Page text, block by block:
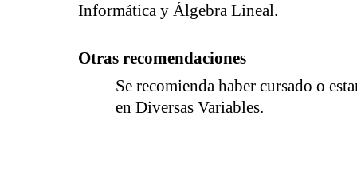
Informática y Álgebra Lineal.
Otras recomendaciones
Se recomienda haber cursado o
en Diversas Variables.